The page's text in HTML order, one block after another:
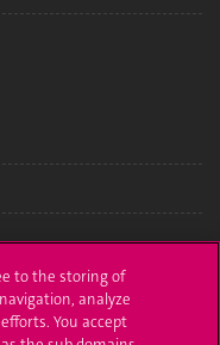
to the storing of
analyze
You accept